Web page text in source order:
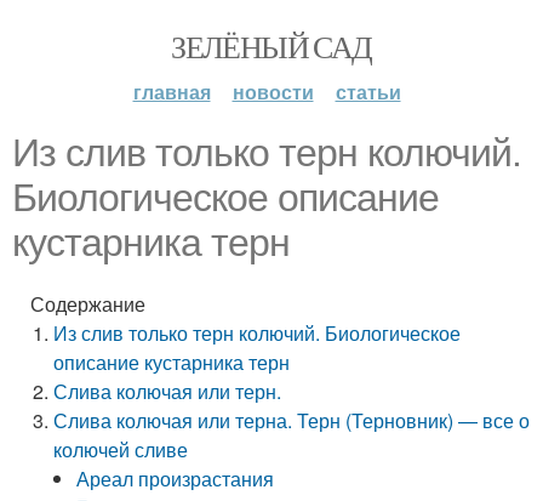
ЗЕЛЁНЫЙ САД
главная новости статьи
Из слив только терн колючий.
Биологическое описание
кустарника терн
Содержание
Из слив только терн колючий. Биологическое
описание кустарника терн
Слива колючая или терн.
Слива колючая или терна. Терн (Терновник) — все о
колючей сливе
Ареал произрастания